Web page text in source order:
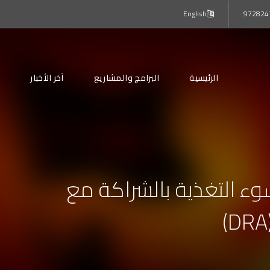
English
الرئيسية البرامج والمشاريع آخر الأخبار
التغذية بالشراكة مع